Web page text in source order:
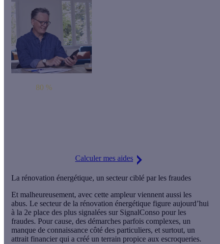
80 %
Calculer mes aides
La rénovation énergétique, un secteur ciblé par les fraudes
Et malheureusement, avec cette ampleur viennent aussi les
abus. Le secteur de la rénovation énergétique figure aujourd’hui
à la 2e place des plus signalées sur SignalConso pour les
fraudes. Pour cause, des démarches parfois complexes, un
manque de connaissance côté des particuliers, et surtout, un
attrait financier qui a créé un terrain propice aux escroqueries.